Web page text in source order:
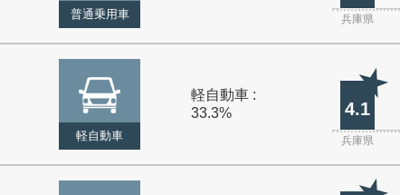
普通乗用車 兵庫県
軽自動車
軽自動車 :
33.3%
4.1
兵庫県